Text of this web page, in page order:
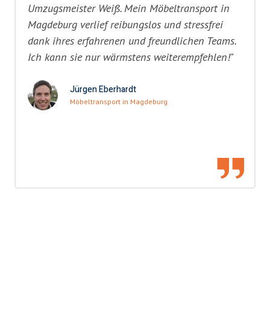
Umzugsmeister Weiß. Mein Möbeltransport in
Magdeburg verlief reibungslos und stressfrei
dank ihres erfahrenen und freundlichen Teams.
Ich kann sie nur wärmstens weiterempfehlen!"
Jürgen Eberhardt
Möbeltransport in Magdeburg